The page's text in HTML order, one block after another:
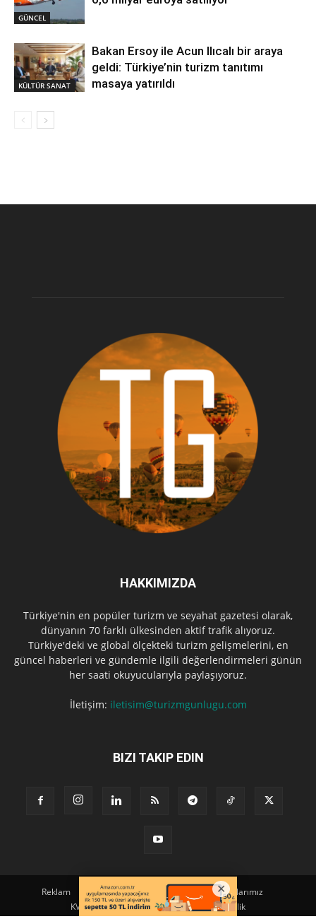
GÜNCEL
KÜLTÜR SANAT
Bakan Ersoy ile Acun Ilıcalı bir araya
geldi: Türkiye’nin turizm tanıtımı
masaya yatırıldı
HAKKIMIZDA
Türkiye'nin en popüler turizm ve seyahat gazetesi olarak,
dünyanın 70 farklı ülkesinden aktif trafik alıyoruz.
Türkiye'deki ve global ölçekteki turizm gelişmelerini, en
güncel haberleri ve gündemle ilgili değerlendirmeleri günün
her saati okuyucularıyla paylaşıyoruz.
İletişim: iletisim@turizmgunlugu.com
BIZI TAKIP EDIN
Reklam Künye Hakkımızda
Yazarlarımız
KVKK Aydınlatma Metni
Kullanım ve Gizlilik